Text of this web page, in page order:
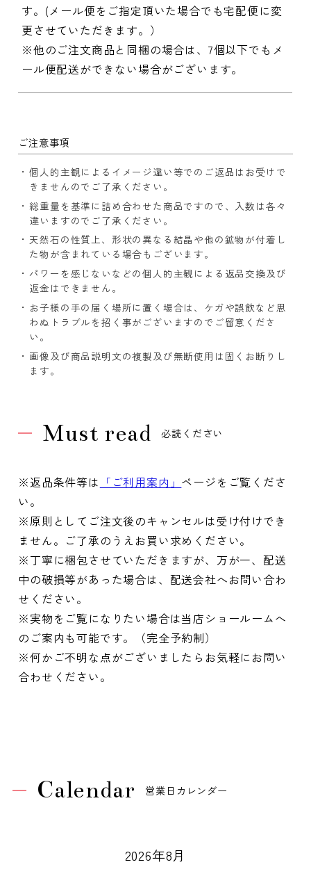
す。(メール便をご指定頂いた場合でも宅配便に変
更させていただきます。）
※他のご注文商品と同梱の場合は、7個以下でもメ
ール便配送ができない場合がございます。
ご注意事項
個人的主観によるイメージ違い等でのご返品はお受けで
きませんのでご了承ください。
総重量を基準に詰め合わせた商品ですので、入数は各々
違いますのでご了承ください。
天然石の性質上、形状の異なる結晶や他の鉱物が付着し
た物が含まれている場合もございます。
パワーを感じないなどの個人的主観による返品交換及び
返金はできません。
お子様の手の届く場所に置く場合は、ケガや誤飲など思
わぬトラブルを招く事がございますのでご留意くださ
い。
画像及び商品説明文の複製及び無断使用は固くお断りし
ます。
Must read 必読ください
※返品条件等は 「ご利用案内」 ページをご覧くださ
い。
※原則としてご注文後のキャンセルは受け付けでき
ません。ご了承のうえお買い求めください。
※丁寧に梱包させていただきますが、万が一、配送
中の破損等があった場合は、配送会社へお問い合わ
せください。
※実物をご覧になりたい場合は当店ショールームへ
のご案内も可能です。（完全予約制）
※何かご不明な点がございましたらお気軽にお問い
合わせください。
Calendar 営業日カレンダー
2026年8月